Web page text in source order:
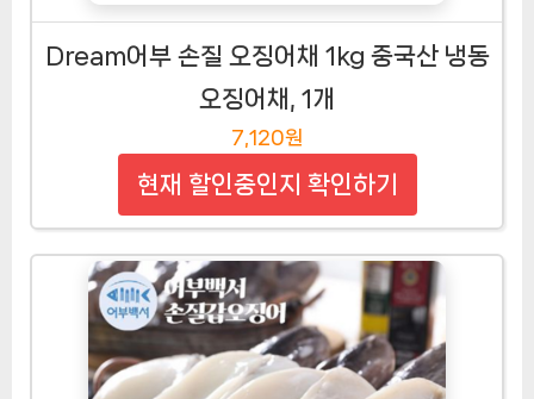
Dream어부 손질 오징어채 1kg 중국산 냉동
오징어채, 1개
7,120원
현재 할인중인지 확인하기